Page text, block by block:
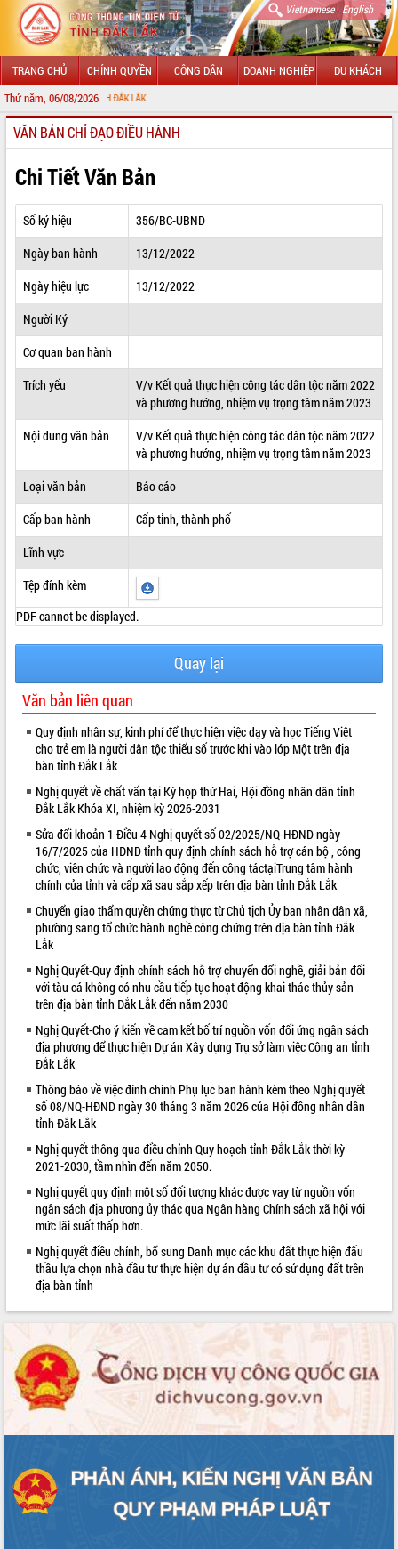
Vietnamese| English
TRANG CHỦ CHÍNH QUYỀN CÔNG DÂN DOANH NGHIỆP DU KHÁCH
Thứ năm, 06/08/2026
GIỚI THIỆU
LÃNH ĐẠO UBND TỈNH
TIN TỨC SỰ KIỆN
SỞ, BAN, NGÀNH
THÔNG TIN CHỈ ĐẠO ĐIỀU HÀNH
HỆ THỐNG VĂN BẢN
VĂN BẢN HĐND TỈNH
ĐIỂM TIN VĂN BẢN
Bí thư Tỉnh ủy Lương Nguyễn Minh
Triết thăm, tặng quà người có công với
cách mạng
Rà soát, hoàn thiện hệ thống thiết chế
văn hóa, thể thao đáp ứng yêu cầu
phát triển mới
Thường trực HĐND tỉnh Đắk Lắk gặp
mặt Đoàn chuyên gia y tế TP. Hồ Chí
Minh
Lễ truy điệu và an táng hài cốt liệt sĩ
tại Nghĩa trang Liệt sĩ xã Sơn Hòa
Bàn giải pháp tháo gỡ khó khăn trong
xuất khẩu sầu riêng và triển khai quy
định EUDR
Thứ trưởng Bộ Nông nghiệp và Môi
trường Nguyễn Hoàng Hiệp khảo sát
sầu riêng tại Đắk Lắk
Trình diễn nghệ thuật chế biến các
món ăn từ sầu riêng
Đắk Lắk công bố Quy hoạch và xúc
tiến đầu tư tỉnh
Ngành cá ngừ Đắk Lắk chủ động thích
Diễn đàn Kinh tế tư nhân Việt Nam đột
phá cơ chế - Hợp tác công tư
Đề án 06 tạo bước ngoặt đột phá trong
cải cách hành chính tỉnh Đắk Lắk
ALBUM ẢNH
LIÊN KẾT WEB
VĂN BẢN CHỈ ĐẠO ĐIỀU HÀNH
Chi Tiết Văn Bản
Số ký hiệu
356/BC-UBND
Ngày ban hành
13/12/2022
Ngày hiệu lực
13/12/2022
Người Ký
Cơ quan ban hành
Trích yếu
V/v Kết quả thực hiện công tác dân tộc năm 2022
và phương hướng, nhiệm vụ trọng tâm năm 2023
Nội dung văn bản
V/v Kết quả thực hiện công tác dân tộc năm 2022
và phương hướng, nhiệm vụ trọng tâm năm 2023
Loại văn bản
Báo cáo
Cấp ban hành
Cấp tỉnh, thành phố
Lĩnh vực
Tệp đính kèm
PDF cannot be displayed.
Quay lại
Văn bản liên quan
Quy định nhân sự, kinh phí để thực hiện việc dạy và học Tiếng Việt
cho trẻ em là người dân tộc thiểu số trước khi vào lớp Một trên địa
bàn tỉnh Đắk Lắk
Nghị quyết về chất vấn tại Kỳ họp thứ Hai, Hội đồng nhân dân tỉnh
Đắk Lắk Khóa XI, nhiệm kỳ 2026-2031
Sửa đổi khoản 1 Điều 4 Nghị quyết số 02/2025/NQ-HĐND ngày
16/7/2025 của HĐND tỉnh quy định chính sách hỗ trợ cán bộ , công
chức, viên chức và người lao động đến công táctạiTrung tâm hành
chính của tỉnh và cấp xã sau sắp xếp trên địa bàn tỉnh Đắk Lắk
Chuyển giao thẩm quyền chứng thực từ Chủ tịch Ủy ban nhân dân xã,
phường sang tổ chức hành nghề công chứng trên địa bàn tỉnh Đắk
Lắk
Nghị Quyết-Quy định chính sách hỗ trợ chuyển đổi nghề, giải bản đối
với tàu cá không có nhu cầu tiếp tục hoạt động khai thác thủy sản
trên địa bàn tỉnh Đắk Lắk đến năm 2030
Nghị Quyết-Cho ý kiến về cam kết bố trí nguồn vốn đối ứng ngân sách
địa phương để thực hiện Dự án Xây dựng Trụ sở làm việc Công an tỉnh
Đắk Lắk
Thông báo về việc đính chính Phụ lục ban hành kèm theo Nghị quyết
số 08/NQ-HĐND ngày 30 tháng 3 năm 2026 của Hội đồng nhân dân
tỉnh Đắk Lắk
Nghị quyết thông qua điều chỉnh Quy hoạch tỉnh Đắk Lắk thời kỳ
2021-2030, tầm nhìn đến năm 2050.
Nghị quyết quy định một số đối tượng khác được vay từ nguồn vốn
ngân sách địa phương ủy thác qua Ngân hàng Chính sách xã hội với
mức lãi suất thấp hơn.
Nghị quyết điều chỉnh, bổ sung Danh mục các khu đất thực hiện đấu
thầu lựa chọn nhà đầu tư thực hiện dự án đầu tư có sử dụng đất trên
địa bàn tỉnh